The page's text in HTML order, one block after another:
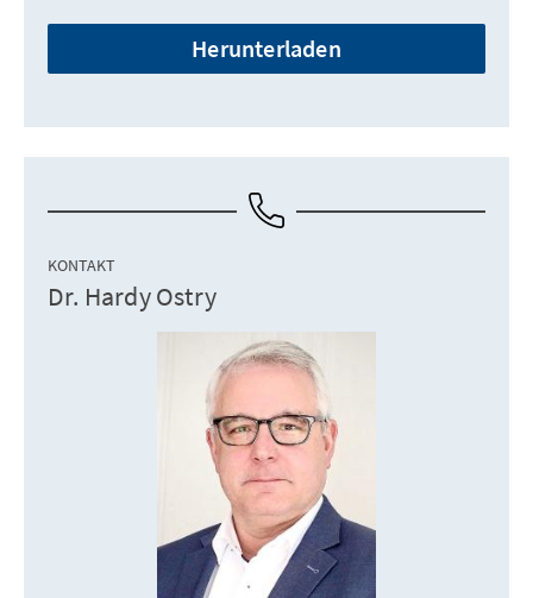
Herunterladen
KONTAKT
Dr. Hardy Ostry